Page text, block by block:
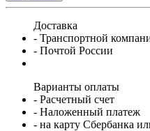
Доставка
- Транспортной
- Почтой России
Варианты оплаты
- Расчетный счет
- Наложенный платеж
- на карту Сбербанка